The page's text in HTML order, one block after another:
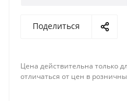
Поделиться
Цена действительна только
отличаться от цен в